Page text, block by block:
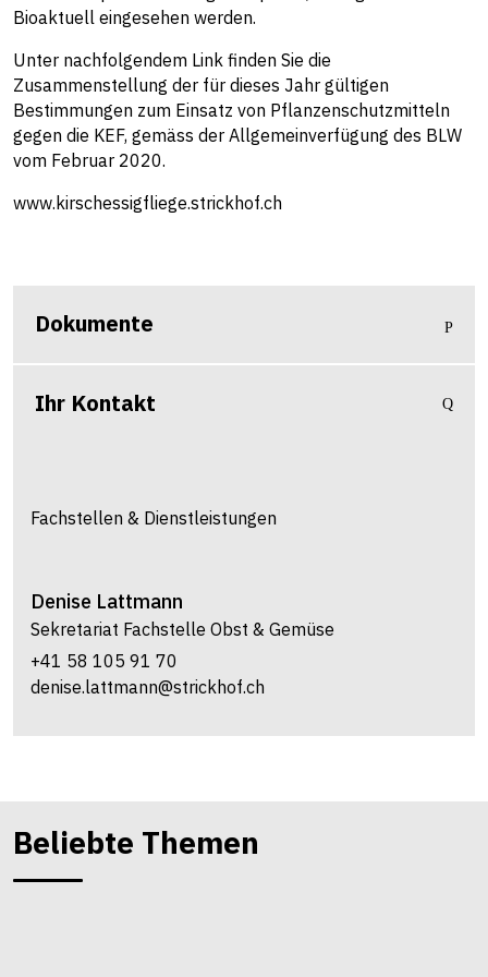
Bioaktuell eingesehen werden.
Unter nachfolgendem Link finden Sie die
Zusammenstellung der für dieses Jahr gültigen
Bestimmungen zum Einsatz von Pflanzenschutzmitteln
gegen die KEF, gemäss der Allgemeinverfügung des BLW
vom Februar 2020.
www.kirschessigfliege.strickhof.ch
Dokumente
Ihr Kontakt
Fachstellen & Dienstleistungen
Denise Lattmann
Sekretariat Fachstelle Obst & Gemüse
+41 58 105 91 70
denise.lattmann@strickhof.ch
Beliebte Themen